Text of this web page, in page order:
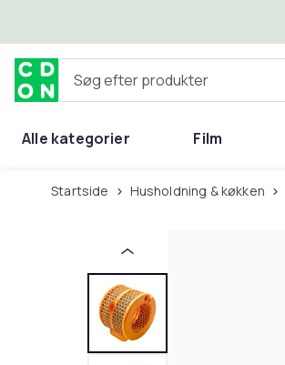
Søg efter produkter
Alle kategorier Film
Hjem & have
Startside Husholdning & køkken